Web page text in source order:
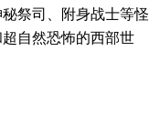
祭司、附身战士等怪
自然恐怖的西部世